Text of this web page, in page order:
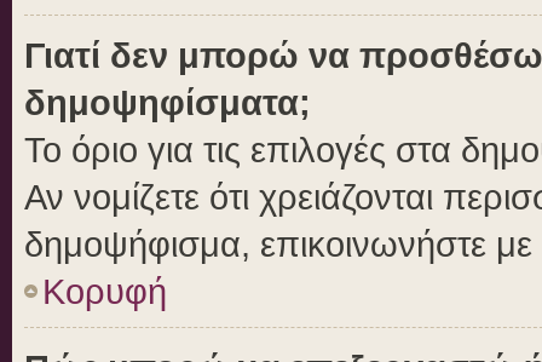
Γιατί δεν μπορώ να
δημοψηφίσματα;
Το όριο για τις επιλογές στα
Αν νομίζετε ότι χρειάζονται
δημοψήφισμα, επικοινωνήστε με
Κορυφή